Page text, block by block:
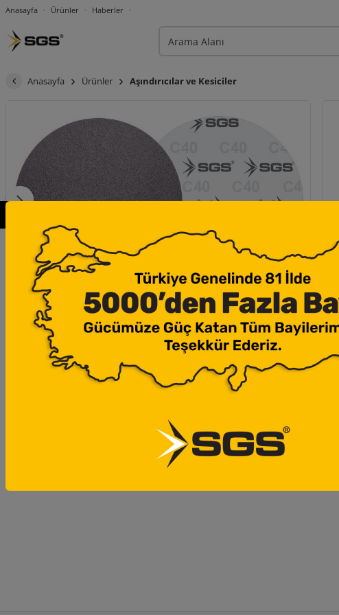
Anasayfa Ürünler Haberler
Anasayfa Ürünler Aşındırıcılar ve Kesiciler